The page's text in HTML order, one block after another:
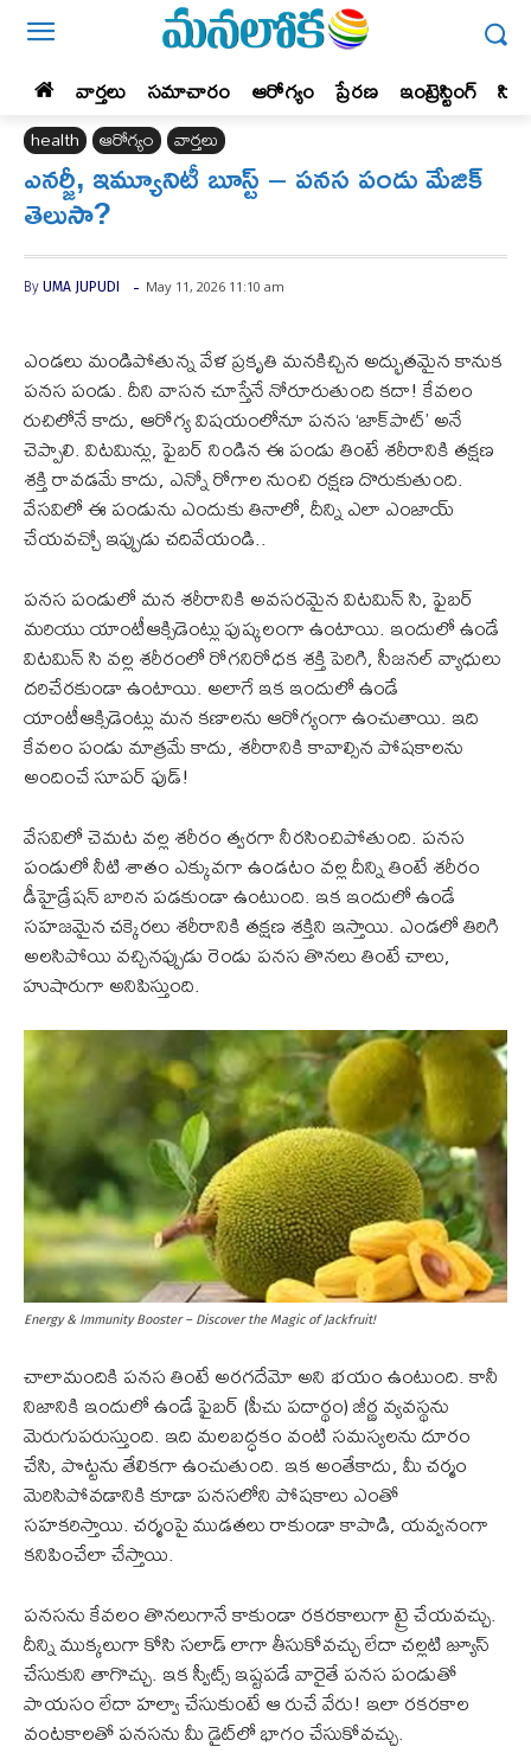
వార్తలు సమాచారం ఆరోగ్యం ప్రేర‌ణ‌ ఇంట్రెస్టింగ్‌
health ఆరోగ్యం వార్తలు
ఎనర్జీ, ఇమ్యూనిటీ బూస్ట్ – పనస పండు మేజిక్
తెలుసా?
By UMA JUPUDI - May 11, 2026 11:10 am
ఎండలు మండిపోతున్న వేళ ప్రకృతి మనకిచ్చిన అద్భుతమైన కానుక
పనస పండు. దీని వాసన చూస్తేనే నోరూరుతుంది కదా! కేవలం
రుచిలోనే కాదు, ఆరోగ్య విషయంలోనూ పనస ‘జాక్‌పాట్’ అనే
చెప్పాలి. విటమిన్లు, ఫైబర్ నిండిన ఈ పండు తింటే శరీరానికి తక్షణ
శక్తి రావడమే కాదు, ఎన్నో రోగాల నుంచి రక్షణ దొరుకుతుంది.
వేసవిలో ఈ పండును ఎందుకు తినాలో, దీన్ని ఎలా ఎంజాయ్
చేయవచ్చో ఇప్పుడు చదివేయండి..
పనస పండులో మన శరీరానికి అవసరమైన విటమిన్ సి, ఫైబర్
మరియు యాంటీఆక్సిడెంట్లు పుష్కలంగా ఉంటాయి. ఇందులో ఉండే
విటమిన్ సి వల్ల శరీరంలో రోగనిరోధక శక్తి పెరిగి, సీజనల్ వ్యాధులు
దరిచేరకుండా ఉంటాయి. అలాగే ఇక ఇందులో ఉండే
యాంటీఆక్సిడెంట్లు మన కణాలను ఆరోగ్యంగా ఉంచుతాయి. ఇది
కేవలం పండు మాత్రమే కాదు, శరీరానికి కావాల్సిన పోషకాలను
అందించే సూపర్ ఫుడ్!
వేసవిలో చెమట వల్ల శరీరం త్వరగా నీరసించిపోతుంది. పనస
పండులో నీటి శాతం ఎక్కువగా ఉండటం వల్ల దీన్ని తింటే శరీరం
డీహైడ్రేషన్ బారిన పడకుండా ఉంటుంది. ఇక ఇందులో ఉండే
సహజమైన చక్కెరలు శరీరానికి తక్షణ శక్తిని ఇస్తాయి. ఎండలో తిరిగి
అలసిపోయి వచ్చినప్పుడు రెండు పనస తొనలు తింటే చాలు,
హుషారుగా అనిపిస్తుంది.
Energy & Immunity Booster – Discover the Magic of Jackfruit!
చాలామందికి పనస తింటే అరగదేమో అని భయం ఉంటుంది. కానీ
నిజానికి ఇందులో ఉండే ఫైబర్ (పీచు పదార్థం) జీర్ణ వ్యవస్థను
మెరుగుపరుస్తుంది. ఇది మలబద్ధకం వంటి సమస్యలను దూరం
చేసి, పొట్టను తేలికగా ఉంచుతుంది. ఇక అంతేకాదు, మీ చర్మం
మెరిసిపోవడానికి కూడా పనసలోని పోషకాలు ఎంతో
సహకరిస్తాయి. చర్మంపై ముడతలు రాకుండా కాపాడి, యవ్వనంగా
కనిపించేలా చేస్తాయి.
పనసను కేవలం తొనలుగానే కాకుండా రకరకాలుగా ట్రై చేయవచ్చు.
దీన్ని ముక్కలుగా కోసి సలాడ్ లాగా తీసుకోవచ్చు లేదా చల్లటి జ్యూస్
చేసుకుని తాగొచ్చు. ఇక స్వీట్స్ ఇష్టపడే వారైతే పనస పండుతో
పాయసం లేదా హల్వా చేసుకుంటే ఆ రుచే వేరు! ఇలా రకరకాల
వంటకాలతో పనసను మీ డైట్‌లో భాగం చేసుకోవచ్చు.